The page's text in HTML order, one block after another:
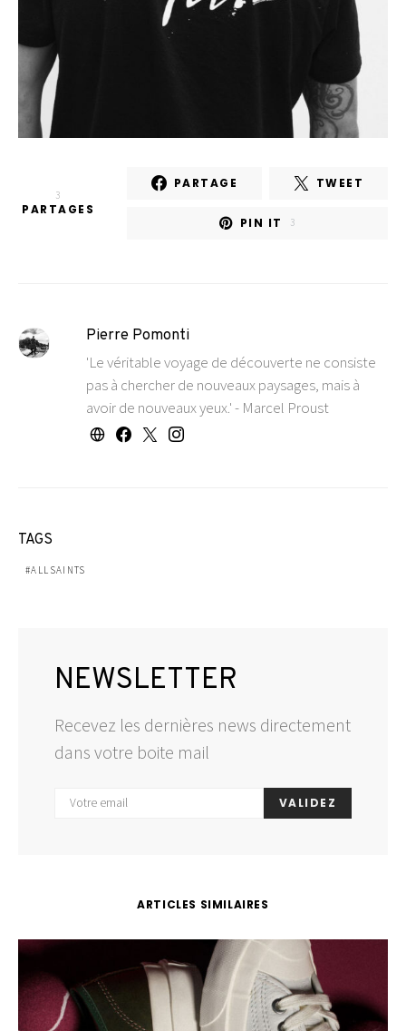
3
PARTAGES
PARTAGE TWEET
PIN IT 3
Pierre Pomonti
'Le véritable voyage de découverte ne consiste
pas à chercher de nouveaux paysages, mais à
avoir de nouveaux yeux.' - Marcel Proust
TAGS
ALLSAINTS
NEWSLETTER
Recevez les dernières news directement
dans votre boite mail
VALIDEZ
ARTICLES SIMILAIRES